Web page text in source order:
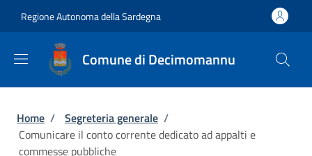
Regione Autonoma della Sardegna
Comune di Decimomannu
Briciole di pane
Home / Segreteria generale /
Comunicare il conto corrente dedicato ad appalti e
commesse pubbliche